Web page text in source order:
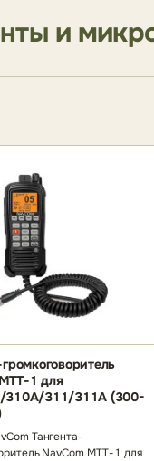
и
громкоговоритель
1 для
310А/311/311А (300-
Тангента-
NavCom МТТ-1 для